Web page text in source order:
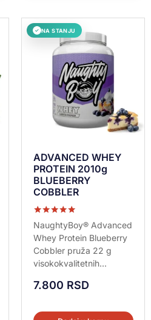
✓ NA STANJU
ADVANCED WHEY
PROTEIN 2010g
BLUEBERRY
COBBLER
Ocenjeno sa
5.00
od 5
NaughtyBoy® Advanced
Whey Protein Blueberry
Cobbler pruža 22 g
visokokvalitetnih...
7.800 RSD